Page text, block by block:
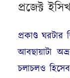
প্রজেক্ট
প্রকাণ্ড
আবছায়াটা
চলাচলও